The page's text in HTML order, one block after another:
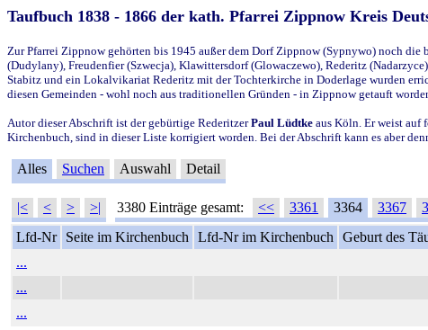
Taufbuch 1838 - 1866 der kath. Pfarrei Zippnow Kreis
Zur Pfarrei Zippnow gehörten bis 1945 außer dem Dorf Zippnow (Sypnywo) noch
(Dudylany), Freudenfier (Szwecja), Klawittersdorf (Glowaczewo), Rederitz
Stabitz und ein Lokalvikariat Rederitz mit der Tochterkirche in Doderlage wurden
diesen Gemeinden - wohl noch aus traditionellen Gründen - in Zippnow getauft
Autor dieser Abschrift ist der gebürtige RederitzerPaul Lüdtke aus Köln. Er weist auf
Kirchenbuch, sind in dieser Liste korrigiert worden. Bei der Abschrift kann es aber
Alles Suchen Auswahl Detail
|< < > >| 3380 Einträge gesamt: << 3361 3364 3367
Lfd-Nr
Seite im Kirchenbuch Lfd-Nr im Kirchenbuch Geburt des
...
...
...